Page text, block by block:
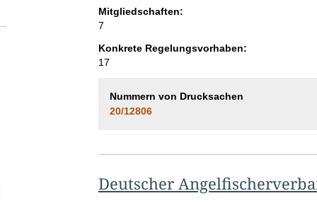
Anzahl der Mitgliedschaften
Mitgliedschaften:
7
Konkrete Regelungsvorhaben:
17
Nummern von Drucksachen
20/12806
Deutscher